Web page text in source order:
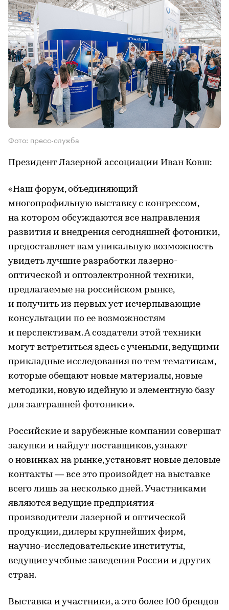
Фото: пресс-служба
Президент Лазерной ассоциации Иван Ковш:
«Наш форум, объединяющий
многопрофильную выставку с конгрессом,
на котором обсуждаются все направления
развития и внедрения сегодняшней фотоники,
предоставляет вам уникальную возможность
увидеть лучшие разработки лазерно-
оптической и оптоэлектронной техники,
предлагаемые на российском рынке,
и получить из первых уст исчерпывающие
консультации по ее возможностям
и перспективам. А создатели этой техники
могут встретиться здесь с учеными, ведущими
прикладные исследования по тем тематикам,
которые обещают новые материалы, новые
методики, новую идейную и элементную базу
для завтрашней фотоники».
Российские и зарубежные компании совершат
закупки и найдут поставщиков, узнают
о новинках на рынке, установят новые деловые
контакты — все это произойдет на выставке
всего лишь за несколько дней. Участниками
являются ведущие предприятия-
производители лазерной и оптической
продукции, дилеры крупнейших фирм,
научно-исследовательские институты,
ведущие учебные заведения России и других
стран.
Выставка и участники, а это более 100 брендов